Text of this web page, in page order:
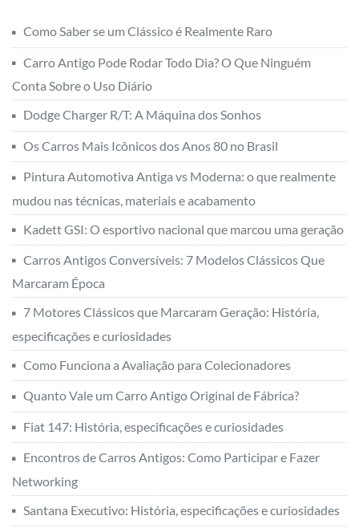
Como Saber se um Clássico é Realmente Raro
Carro Antigo Pode Rodar Todo Dia? O Que Ninguém
Conta Sobre o Uso Diário
Dodge Charger R/T: A Máquina dos Sonhos
Os Carros Mais Icônicos dos Anos 80 no Brasil
Pintura Automotiva Antiga vs Moderna: o que realmente
mudou nas técnicas, materiais e acabamento
Kadett GSI: O esportivo nacional que marcou uma geração
Carros Antigos Conversíveis: 7 Modelos Clássicos Que
Marcaram Época
7 Motores Clássicos que Marcaram Geração: História,
especificações e curiosidades
Como Funciona a Avaliação para Colecionadores
Quanto Vale um Carro Antigo Original de Fábrica?
Fiat 147: História, especificações e curiosidades
Encontros de Carros Antigos: Como Participar e Fazer
Networking
Santana Executivo: História, especificações e curiosidades